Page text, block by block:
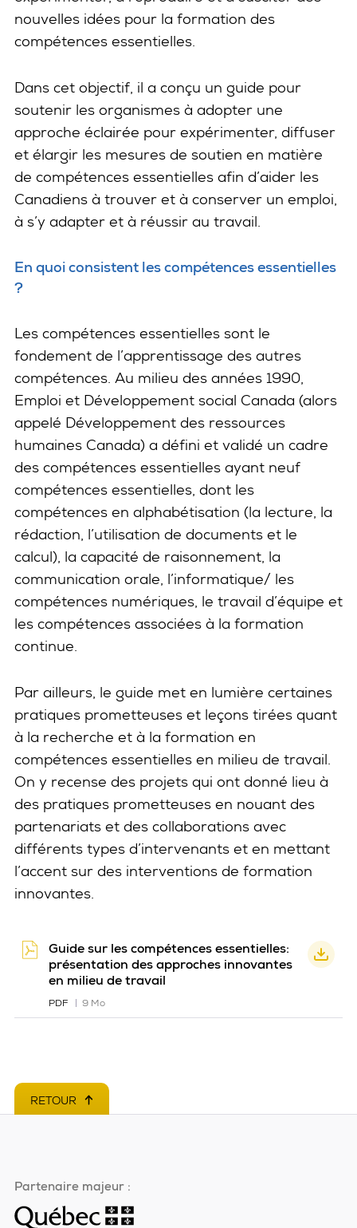
nouvelles idées pour la formation des
compétences essentielles.
Dans cet objectif, il a conçu un guide pour
soutenir les organismes à adopter une
approche éclairée pour expérimenter, diffuser
et élargir les mesures de soutien en matière
de compétences essentielles afin d’aider les
Canadiens à trouver et à conserver un emploi,
à s’y adapter et à réussir au travail.
En quoi consistent les compétences essentielles
?
Les compétences essentielles sont le
fondement de l’apprentissage des autres
compétences. Au milieu des années 1990,
Emploi et Développement social Canada (alors
appelé Développement des ressources
humaines Canada) a défini et validé un cadre
des compétences essentielles ayant neuf
compétences essentielles, dont les
compétences en alphabétisation (la lecture, la
rédaction, l’utilisation de documents et le
calcul), la capacité de raisonnement, la
communication orale, l’informatique/ les
compétences numériques, le travail d’équipe et
les compétences associées à la formation
continue.
Par ailleurs, le guide met en lumière certaines
pratiques prometteuses et leçons tirées quant
à la recherche et à la formation en
compétences essentielles en milieu de travail.
On y recense des projets qui ont donné lieu à
des pratiques prometteuses en nouant des
partenariats et des collaborations avec
différents types d’intervenants et en mettant
l’accent sur des interventions de formation
innovantes.
Guide sur les compétences essentielles:
présentation des approches innovantes
en milieu de travail
PDF 9 Mo
RETOUR EN HAUT DE PAGE
Partenaire majeur :
Ce